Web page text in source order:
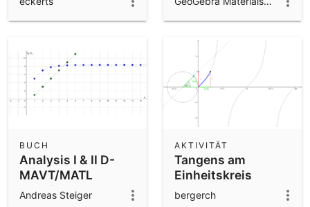
Analysis I & II D-
MAVT/MATL
2019/2020
BUCH
Andreas Steiger
Tangens am
Einheitskreis
AKTIVITÄT
bergerch